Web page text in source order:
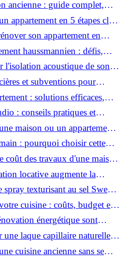
ancienne : guide complet,
appartement en 5 étapes clés
son appartement en
haussmannien : défis,
estimation des prix
l'isolation acoustique de son
et subventions pour
en 2026 ?
: solutions efficaces,
: conseils pratiques et
maison ou un appartement
étapes et astuces ?
: pourquoi choisir cette
attention ?
coût des travaux d'une maison
locative augmente la
immobilier ?
texturisant au sel Sweet
effet plage ?
cuisine : coûts, budget et
énergétique sont
?
laque capillaire naturelle
cuisine ancienne sans se